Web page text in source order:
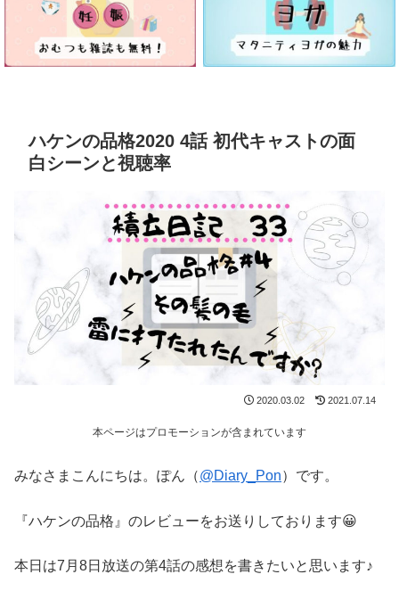
ハケンの品格2020 4話 初代キャストの面
白シーンと視聴率
2020.03.02 2021.07.14
本ページはプロモーションが含まれています
みなさまこんにちは。ぽん（@Diary_Pon）です。
『ハケンの品格』のレビューをお送りしております😀
本日は7月8日放送の第4話の感想を書きたいと思います♪